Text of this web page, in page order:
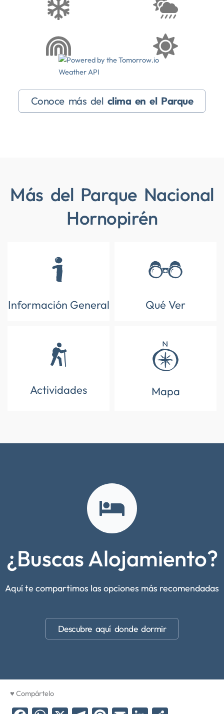
Conoce más del clima en el Parque
Más del Parque Nacional
Hornopirén
Información General Qué Ver
Actividades Mapa
¿Buscas Alojamiento?
Aquí te compartimos las opciones más recomendadas
Descubre aquí donde dormir
♥ Compártelo